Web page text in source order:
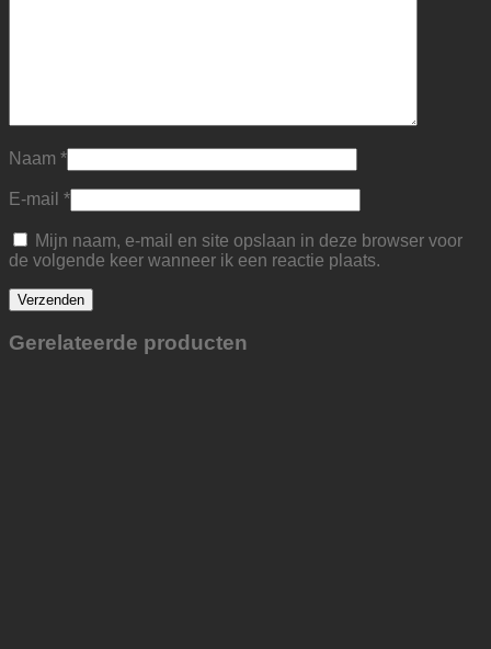
Naam *
E-mail *
Mijn naam, e-mail en site opslaan in deze browser voor
de volgende keer wanneer ik een reactie plaats.
Gerelateerde producten